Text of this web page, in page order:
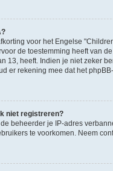
voor het Engelse
de toestemming heeft van
13, heeft. Indien je niet zeker
er rekening mee dat het
niet registreren?
beheerder je IP-adres
te voorkomen. Neem